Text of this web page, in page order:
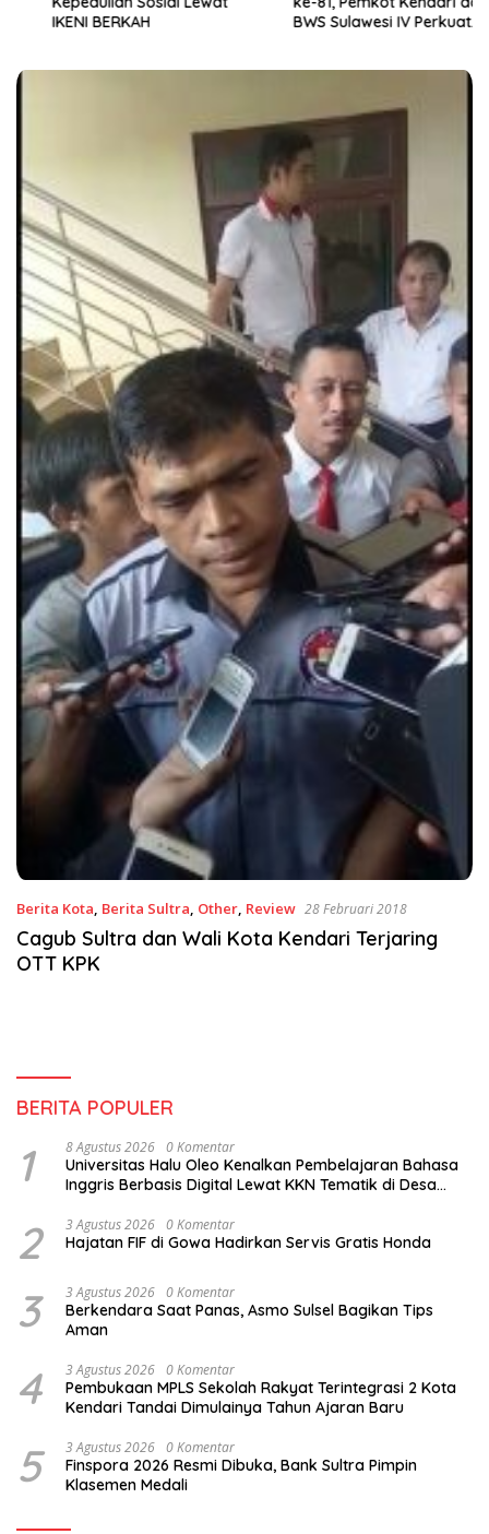
IKENI BERKAH
BWS Sulawesi IV Perkuat
Berita Kota Berita Sultra Other Review 28 Februari 2018
Cagub Sultra dan Wali Kota Kendari Terjaring
OTT KPK
BERITA POPULER
1 8 Agustus 2026 0 Komentar
Universitas Halu Oleo Kenalkan Pembelajaran Bahasa
Inggris Berbasis Digital Lewat KKN Tematik di Desa
2 3 Agustus 2026 0 Komentar
Hajatan FIF di Gowa Hadirkan Servis Gratis Honda
3 3 Agustus 2026 0 Komentar
Berkendara Saat Panas, Asmo Sulsel Bagikan Tips
Aman
4 3 Agustus 2026 0 Komentar
Pembukaan MPLS Sekolah Rakyat Terintegrasi 2 Kota
Kendari Tandai Dimulainya Tahun Ajaran Baru
5 3 Agustus 2026 0 Komentar
Finspora 2026 Resmi Dibuka, Bank Sultra Pimpin
Klasemen Medali